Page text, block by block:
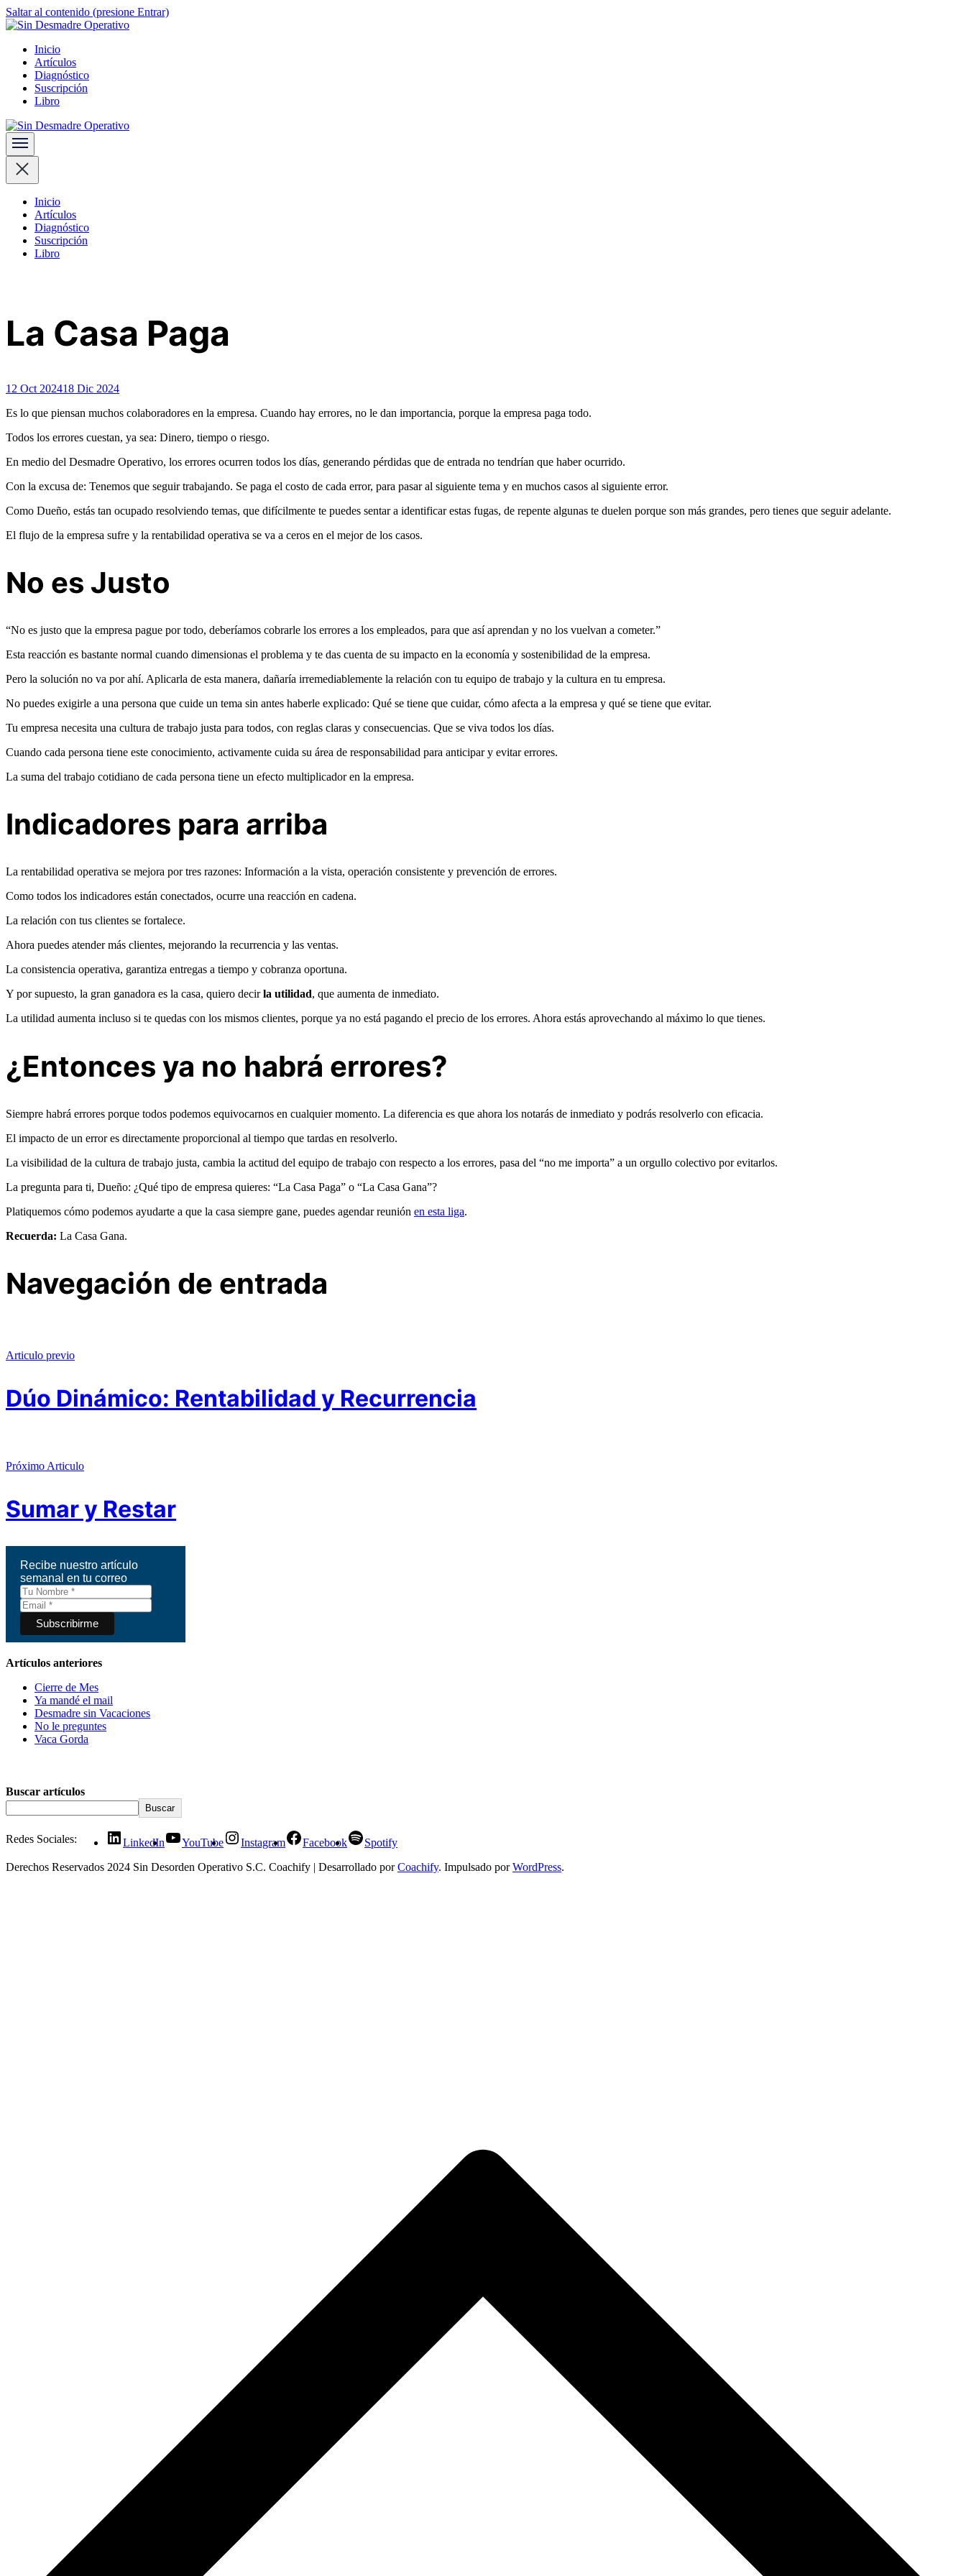
Saltar al contenido (presione Entrar)
Sin Desmadre Operativo
Recuperas tu Tranquilidad
Inicio
Artículos
Diagnóstico
Suscripción
Libro
Sin Desmadre Operativo
Recuperas tu Tranquilidad
Inicio
Artículos
Diagnóstico
Suscripción
Libro
La Casa Paga
12 Oct 202418 Dic 2024
Es lo que piensan muchos colaboradores en la empresa. Cuando hay errores, no le dan importancia, porque la empresa paga todo.
Todos los errores cuestan, ya sea: Dinero, tiempo o riesgo.
En medio del Desmadre Operativo, los errores ocurren todos los días, generando pérdidas que de entrada no tendrían que haber ocurrido.
Con la excusa de: Tenemos que seguir trabajando. Se paga el costo de cada error, para pasar al siguiente tema y en muchos casos al siguiente error.
Como Dueño, estás tan ocupado resolviendo temas, que difícilmente te puedes sentar a identificar estas fugas, de repente algunas te duelen porque son más grandes, pero tienes que seguir adelante.
El flujo de la empresa sufre y la rentabilidad operativa se va a ceros en el mejor de los casos.
No es Justo
“No es justo que la empresa pague por todo, deberíamos cobrarle los errores a los empleados, para que así aprendan y no los vuelvan a cometer.”
Esta reacción es bastante normal cuando dimensionas el problema y te das cuenta de su impacto en la economía y sostenibilidad de la empresa.
Pero la solución no va por ahí. Aplicarla de esta manera, dañaría irremediablemente la relación con tu equipo de trabajo y la cultura en tu empresa.
No puedes exigirle a una persona que cuide un tema sin antes haberle explicado: Qué se tiene que cuidar, cómo afecta a la empresa y qué se tiene que evitar.
Tu empresa necesita una cultura de trabajo justa para todos, con reglas claras y consecuencias. Que se viva todos los días.
Cuando cada persona tiene este conocimiento, activamente cuida su área de responsabilidad para anticipar y evitar errores.
La suma del trabajo cotidiano de cada persona tiene un efecto multiplicador en la empresa.
Indicadores para arriba
La rentabilidad operativa se mejora por tres razones: Información a la vista, operación consistente y prevención de errores.
Como todos los indicadores están conectados, ocurre una reacción en cadena.
La relación con tus clientes se fortalece.
Ahora puedes atender más clientes, mejorando la recurrencia y las ventas.
La consistencia operativa, garantiza entregas a tiempo y cobranza oportuna.
Y por supuesto, la gran ganadora es la casa, quiero decirla utilidad, que aumenta de inmediato.
La utilidad aumenta incluso si te quedas con los mismos clientes, porque ya no está pagando el precio de los errores. Ahora estás aprovechando al máximo lo que tienes.
¿Entonces ya no habrá errores?
Siempre habrá errores porque todos podemos equivocarnos en cualquier momento. La diferencia es que ahora los notarás de inmediato y podrás resolverlo con eficacia.
El impacto de un error es directamente proporcional al tiempo que tardas en resolverlo.
La visibilidad de la cultura de trabajo justa, cambia la actitud del equipo de trabajo con respecto a los errores, pasa del “no me importa” a un orgullo colectivo por evitarlos.
La pregunta para ti, Dueño: ¿Qué tipo de empresa quieres: “La Casa Paga” o “La Casa Gana”?
Platiquemos cómo podemos ayudarte a que la casa siempre gane, puedes agendar reunión en esta liga.
Recuerda: La Casa Gana.
Navegación de entrada
Articulo previo
Dúo Dinámico: Rentabilidad y Recurrencia
Próximo Articulo
Sumar y Restar
Recibe nuestro artículo
semanal en tu correo
Artículos anteriores
Cierre de Mes
Ya mandé el mail
Desmadre sin Vacaciones
No le preguntes
Vaca Gorda
Buscar artículos
Buscar
Redes Sociales: LinkedIn YouTube Instagram Facebook
Spotify
Derechos Reservados 2024 Sin Desorden Operativo S.C. Coachify | Desarrollado porCoachify. Impulsado porWordPress.